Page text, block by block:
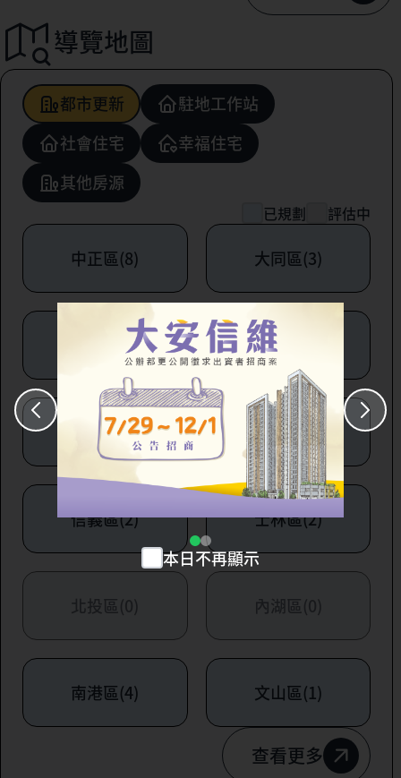
導覽地圖
都市更新
駐地工作站
社會住宅
幸福住宅
其他房源
已規劃 評估中
中正區(8) 大同區(3)
中山區(6) 松山區(1)
大安區(7) 萬華區(1)
信義區(2) 士林區(2)
北投區(0) 內湖區(0)
南港區(4) 文山區(1)
查看更多
本日不再顯示